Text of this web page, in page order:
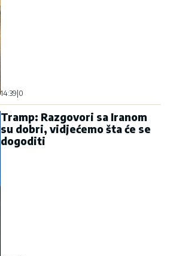
14:39 0
Tramp: Razgovori sa Iranom
su dobri, vidjećemo šta će se
dogoditi